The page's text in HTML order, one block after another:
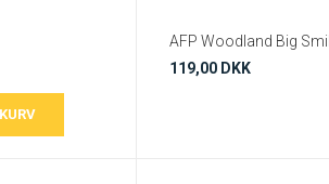
119,00 DKK